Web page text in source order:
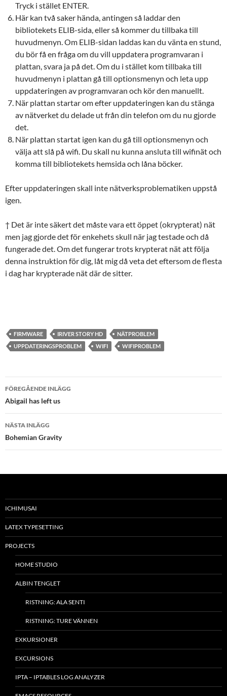
Tryck i stället ENTER.
Här kan två saker hända, antingen så laddar den
bibliotekets ELIB-sida, eller så kommer du tillbaka till
huvudmenyn. Om ELIB-sidan laddas kan du vänta en stund,
du bör få en fråga om du vill uppdatera programvaran i
plattan, svara ja på det. Om du i stället kom tillbaka till
huvudmenyn i plattan gå till optionsmenyn och leta upp
uppdateringen av programvaran och kör den manuellt.
När plattan startar om efter uppdateringen kan du stänga
av nätverket du delade ut från din telefon om du nu gjorde
det.
När plattan startat igen kan du gå till optionsmenyn och
välja att slå på wifi. Du skall nu kunna ansluta till wifinät och
komma till bibliotekets hemsida och låna böcker.
Efter uppdateringen skall inte nätverksproblematiken uppstå
igen.
† Det är inte säkert det måste vara ett öppet (okrypterat) nät
men jag gjorde det för enkehets skull när jag testade och då
fungerade det. Om det fungerar trots krypterat nät att följa
denna instruktion för dig, låt mig då veta det eftersom de flesta
i dag har krypterade nät där de sitter.
FIRMWARE IRIVER STORY HD
NÄTPROBLEM
UPPDATERINGSPROBLEM
WIFI WIFIPROBLEM
Inläggsnavigering
FÖREGÅENDE INLÄGG
Abigail has left us
NÄSTA INLÄGG
Bohemian Gravity
ICHIMUSAI
LATEX TYPESETTING
PROJECTS
HOME STUDIO
ALBIN TENGLET
RISTNING: ALA SENTI
RISTNING: TURE VÄNNEN
EXKURSIONER
EXCURSIONS
IPTA – IPTABLES LOG ANALYZER